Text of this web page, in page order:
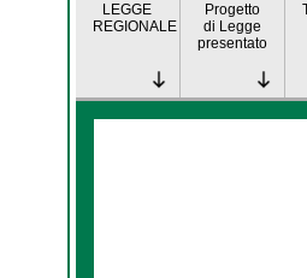
LEGGE
REGIONALE
Progetto
di Legge
presentato